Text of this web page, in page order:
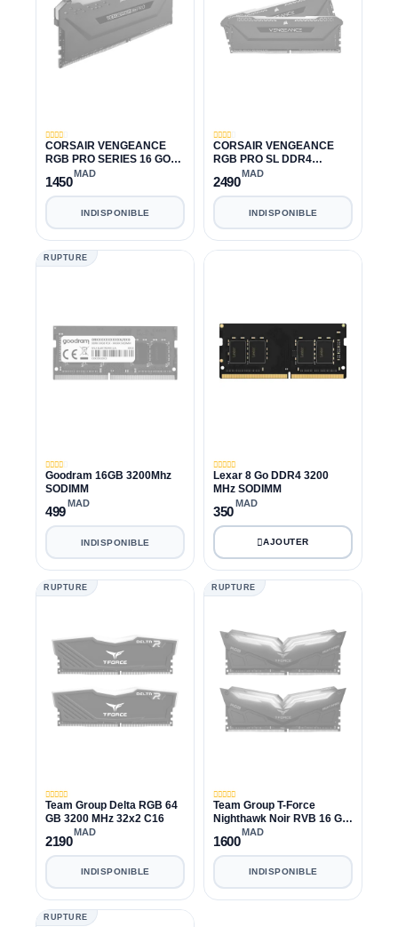
CORSAIR VENGEANCE
RGB PRO SERIES 16 GO
DDR4 3600 MHZ CL18
1450
MAD
INDISPONIBLE
CORSAIR VENGEANCE
RGB PRO SL DDR4
3200MHZ 32GB 2x16GB
CL16
2490
MAD
INDISPONIBLE
RUPTURE
Goodram 16GB 3200Mhz
SODIMM
499
MAD
INDISPONIBLE
Lexar 8 Go DDR4 3200
MHz SODIMM
350
MAD
RUPTURE
Team Group Delta RGB 64
GB 3200 MHz 32x2 C16
2190
MAD
INDISPONIBLE
RUPTURE
Team Group T-Force
Nighthawk Noir RVB 16 Go
(2X8 Go) 3600 MHz CL18
1600
MAD
INDISPONIBLE
RUPTURE